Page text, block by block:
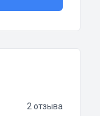
2 отзыва